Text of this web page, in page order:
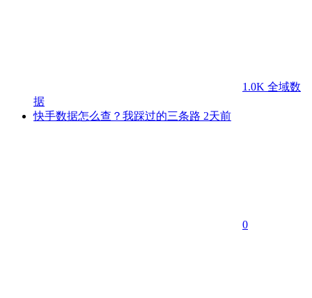
1.0K 全域数
据
快手数据怎么查？我踩过的三条路 2天前
0